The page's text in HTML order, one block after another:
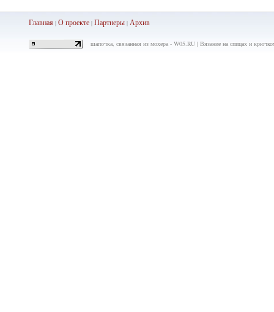
Главная| О проекте| Партнеры| Архив
шапочка, связанная из мохера - W05.RU | Вязание на спицах и